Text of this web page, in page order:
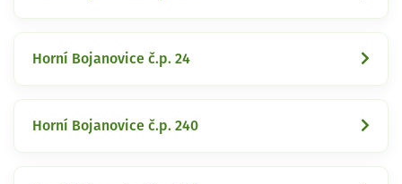
Horní Bojanovice č.p. 24
Horní Bojanovice č.p. 240